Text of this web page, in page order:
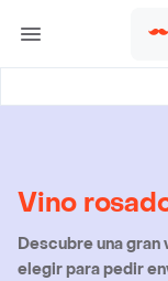
Vino
Descubre una
elegir para pedir